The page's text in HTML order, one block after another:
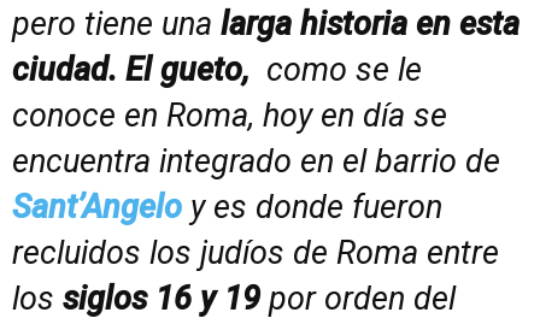
pero tiene una larga historia en esta
ciudad. El gueto, como se le
conoce en Roma, hoy en día se
encuentra integrado en el barrio de
Sant’Angelo y es donde fueron
recluidos los judíos de Roma entre
los siglos 16 y 19 por orden del